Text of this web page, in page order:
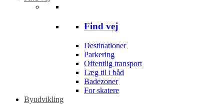
Find vej
Destinationer
Parkering
Offentlig transport
Læg til i båd
Badezoner
For skatere
Byudvikling